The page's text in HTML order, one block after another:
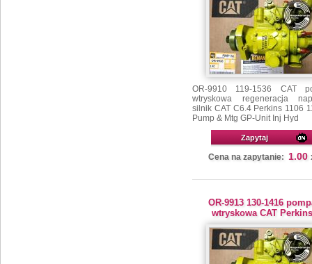
OR-9910 119-1536 CAT
wtryskowa regeneracja
silnik CAT C6.4 Perkins 1106
Pump & Mtg GP-Unit Inj Hyd
Zapytaj
Cena na zapytanie: 1.00
OR-9913 130-1416
wtryskowa CAT Perkins